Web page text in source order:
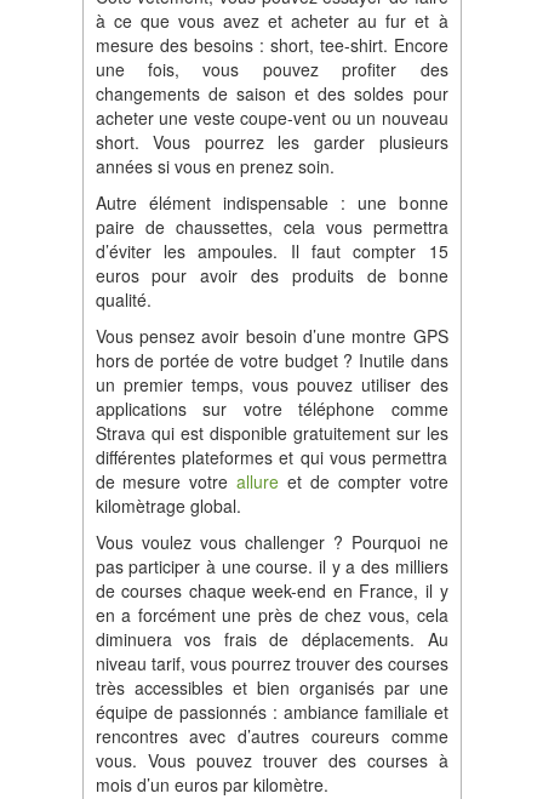
à ce que vous avez et acheter au fur et à
mesure des besoins : short, tee-shirt. Encore
une fois, vous pouvez profiter des
changements de saison et des soldes pour
acheter une veste coupe-vent ou un nouveau
short. Vous pourrez les garder plusieurs
années si vous en prenez soin.
Autre élément indispensable : une bonne
paire de chaussettes, cela vous permettra
d’éviter les ampoules. Il faut compter 15
euros pour avoir des produits de bonne
qualité.
Vous pensez avoir besoin d’une montre GPS
hors de portée de votre budget ? Inutile dans
un premier temps, vous pouvez utiliser des
applications sur votre téléphone comme
Strava qui est disponible gratuitement sur les
différentes plateformes et qui vous permettra
de mesure votreallure et de compter votre
kilomètrage global.
Vous voulez vous challenger ? Pourquoi ne
pas participer à une course. il y a des milliers
de courses chaque week-end en France, il y
en a forcément une près de chez vous, cela
diminuera vos frais de déplacements. Au
niveau tarif, vous pourrez trouver des courses
très accessibles et bien organisés par une
équipe de passionnés : ambiance familiale et
rencontres avec d’autres coureurs comme
vous. Vous pouvez trouver des courses à
mois d’un euros par kilomètre.